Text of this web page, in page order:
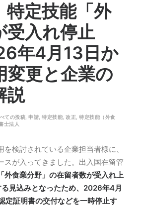
特定技能「外
受入れ停止
年4月13日か
変更と企業の
説
ての投稿 申請 特定技能 改正 特定技能（外食
士法人
検討されている企業担当者様に、
スが入ってきました。出入国在留管
外食業分野」の在留者数が受入れ上
見込みとなったため、2026年4月
定証明書の交付などを一時停止す